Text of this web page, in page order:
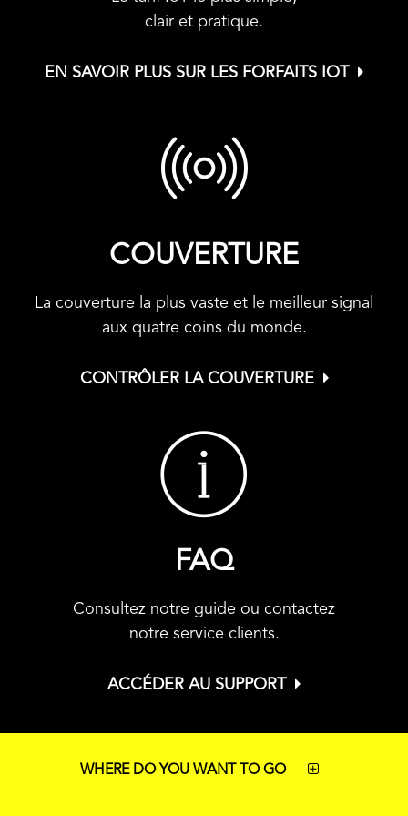
clair et pratique.
EN SAVOIR PLUS SUR LES FORFAITS IOT
COUVERTURE
La couverture la plus vaste et le meilleur signal
aux quatre coins du monde.
CONTRÔLER LA COUVERTURE
FAQ
Consultez notre guide ou contactez
notre service clients.
ACCÉDER AU SUPPORT
WHERE DO YOU WANT TO GO